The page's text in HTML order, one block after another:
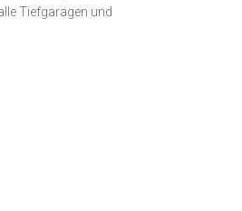
Tiefgaragen und